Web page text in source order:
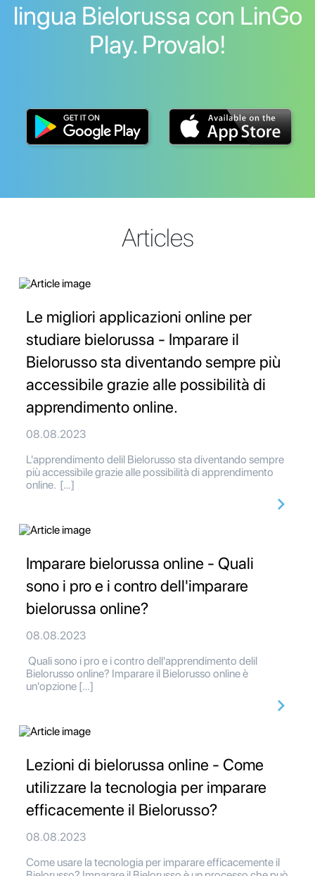
lingua Bielorussa con LinGo
Play. Provalo!
Articles
Le migliori applicazioni online per
studiare bielorussa - Imparare il
Bielorusso sta diventando sempre più
accessibile grazie alle possibilità di
apprendimento online.
08.08.2023
L'apprendimento delil Bielorusso sta diventando sempre
più accessibile grazie alle possibilità di apprendimento
online. […]
Imparare bielorussa online - Quali
sono i pro e i contro dell'imparare
bielorussa online?
08.08.2023
Quali sono i pro e i contro dell'apprendimento delil
Bielorusso online? Imparare il Bielorusso online è
un'opzione […]
Lezioni di bielorussa online - Come
utilizzare la tecnologia per imparare
efficacemente il Bielorusso?
08.08.2023
Come usare la tecnologia per imparare efficacemente il